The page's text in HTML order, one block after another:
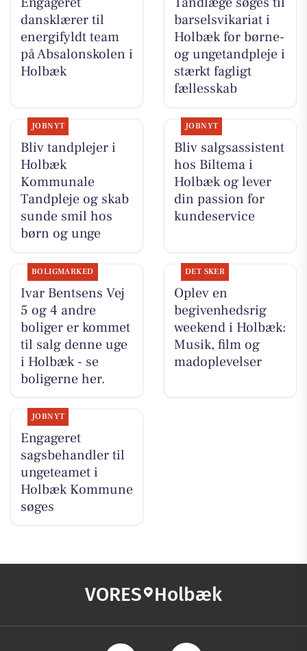
dansklærer til
energifyldt team
på Absalonskolen i
Holbæk
barselsvikariat i
Holbæk for børne-
og ungetandpleje i
stærkt fagligt
fællesskab
JOBNYT
Bliv tandplejer i
Holbæk
Kommunale
Tandpleje og skab
sunde smil hos
børn og unge
JOBNYT
Bliv salgsassistent
hos Biltema i
Holbæk og lever
din passion for
kundeservice
BOLIGMARKED
Ivar Bentsens Vej
5 og 4 andre
boliger er kommet
til salg denne uge
i Holbæk - se
boligerne her.
DET SKER
Oplev en
begivenhedsrig
weekend i Holbæk:
Musik, film og
madoplevelser
JOBNYT
Engageret
sagsbehandler til
ungeteamet i
Holbæk Kommune
søges
VORES Holbæk